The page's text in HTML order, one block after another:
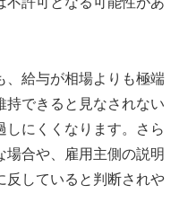
、給与が相場よりも極端
持できると見なされない
しにくくなります。さら
場合や、雇用主側の説明
反していると判断されや